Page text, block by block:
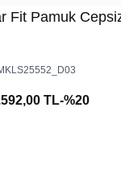
Fit Pamuk
TL-%20